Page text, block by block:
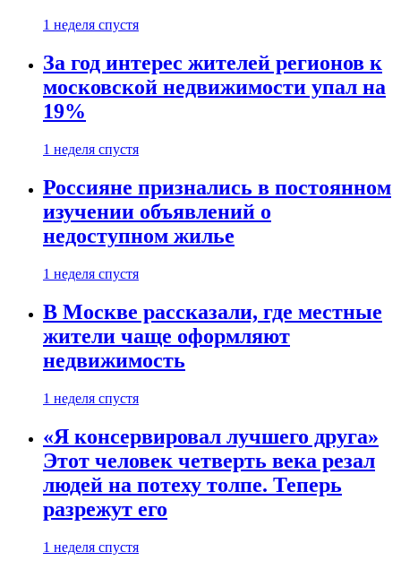
1 неделя спустя
За год интерес жителей регионов к
московской недвижимости упал на
19%
1 неделя спустя
Россияне признались в постоянном
изучении объявлений о
недоступном жилье
1 неделя спустя
В Москве рассказали, где местные
жители чаще оформляют
недвижимость
1 неделя спустя
«Я консервировал лучшего друга»
Этот человек четверть века резал
людей на потеху толпе. Теперь
разрежут его
1 неделя спустя